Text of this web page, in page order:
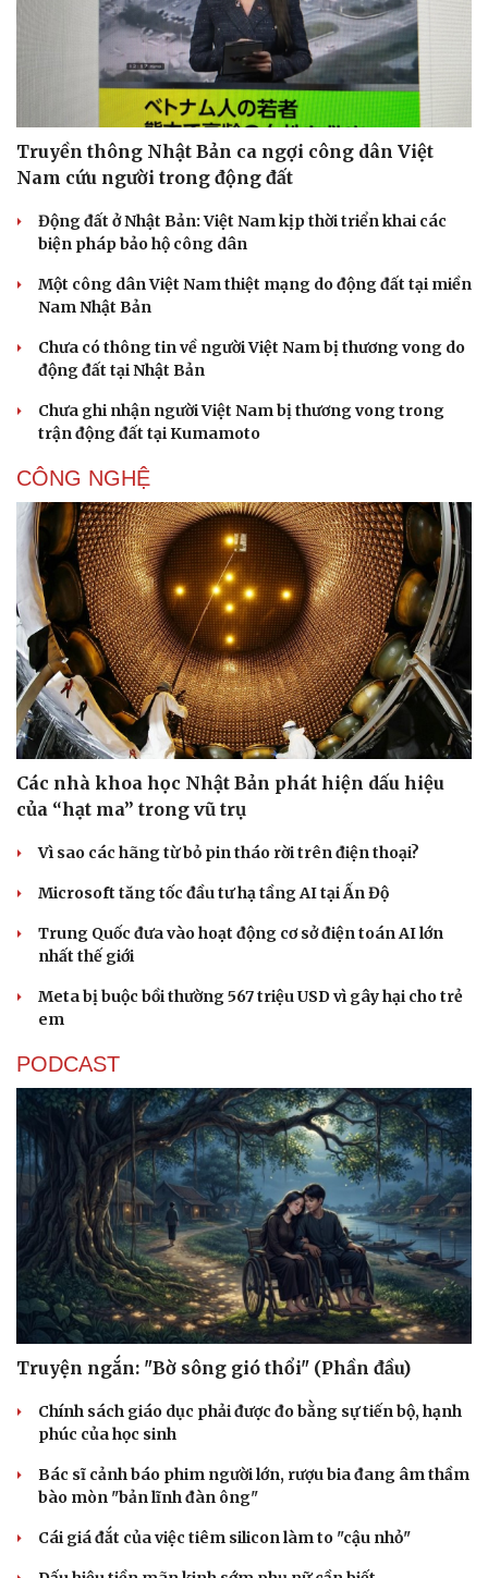
Văn hóa
Sân khấu - Điện ảnh
Âm nhạc
Di sản
Giải trí
Sao Việt
Truyền thông Nhật Bản ca ngợi công dân Việt
Nam cứu người trong động đất
Động đất ở Nhật Bản: Việt Nam kịp thời triển khai các
biện pháp bảo hộ công dân
Một công dân Việt Nam thiệt mạng do động đất tại miền
Nam Nhật Bản
Chưa có thông tin về người Việt Nam bị thương vong do
động đất tại Nhật Bản
Chưa ghi nhận người Việt Nam bị thương vong trong
trận động đất tại Kumamoto
CÔNG NGHỆ
Các nhà khoa học Nhật Bản phát hiện dấu hiệu
của “hạt ma” trong vũ trụ
Vì sao các hãng từ bỏ pin tháo rời trên điện thoại?
Microsoft tăng tốc đầu tư hạ tầng AI tại Ấn Độ
Trung Quốc đưa vào hoạt động cơ sở điện toán AI lớn
nhất thế giới
Meta bị buộc bồi thường 567 triệu USD vì gây hại cho trẻ
em
PODCAST
Truyện ngắn: "Bờ sông gió thổi" (Phần đầu)
Chính sách giáo dục phải được đo bằng sự tiến bộ, hạnh
phúc của học sinh
Bác sĩ cảnh báo phim người lớn, rượu bia đang âm thầm
bào mòn "bản lĩnh đàn ông"
Cái giá đắt của việc tiêm silicon làm to "cậu nhỏ"